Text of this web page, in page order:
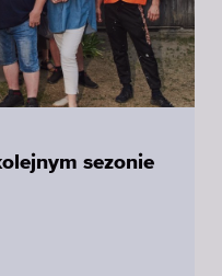
sezonie